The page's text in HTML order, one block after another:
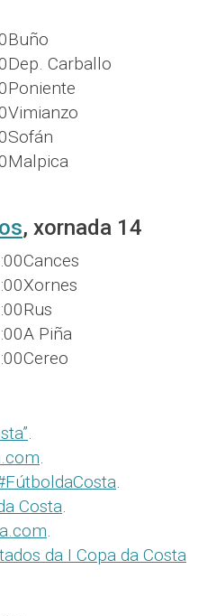
Buño
Dep. Carballo
Poniente
Vimianzo
Sofán
Malpica
, xornada 14
Cances
Xornes
Rus
A Piña
Cereo
.
.
.
Costa.
.
da I Copa da Costa